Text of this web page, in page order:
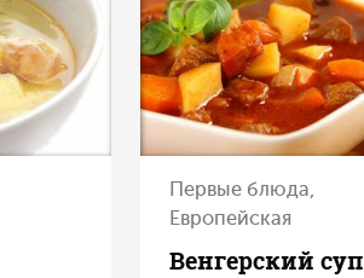
Первые блюда,
Европейская
Венгерский суп